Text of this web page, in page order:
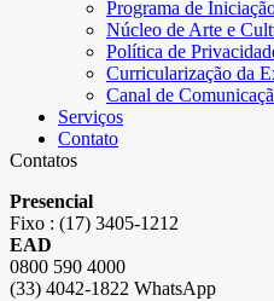
Programa de
Núcleo de Arte e
Política de
Curricularização da
Canal de
Serviços
Contato
Contatos
Presencial
Fixo : (17) 3405-1212
EAD
0800 590 4000
(33) 4042-1822 WhatsApp